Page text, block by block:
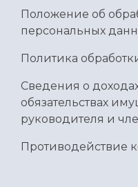
Положение об
персональных
Политика
Сведения о
обязательствах
руководителя и
Противодействие